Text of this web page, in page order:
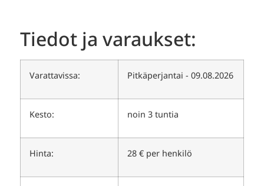
Tiedot ja varaukset:
Varattavissa: Pitkäperjantai - 09.08.2026
Kesto: noin 3 tuntia
Hinta: 28 € per henkilö